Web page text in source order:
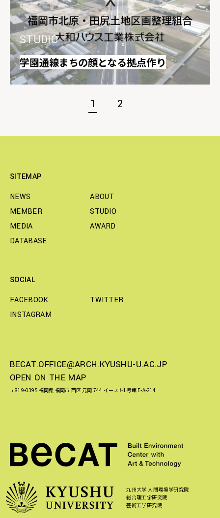
STUDIO
学園通線まちの顔となる拠点作り
1 2
SITEMAP
NEWS
ABOUT
MEMBER
STUDIO
MEDIA
AWARD
DATABASE
SOCIAL
FACEBOOK
TWITTER
INSTAGRAM
BECAT.OFFICE@ARCH.KYUSHU-U.AC.JP
OPEN ON THE MAP
〒819-0395 福岡県 福岡市 西区 元岡 744 イースト1号館 E-A-214
九州大学 人間環境学研究院
総合理工学研究院
芸術工学研究院